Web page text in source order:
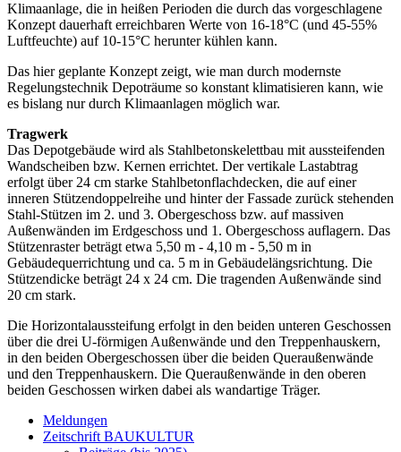
Klimaanlage, die in heißen Perioden die durch das vorgeschlagene
Konzept dauerhaft erreichbaren Werte von 16-18°C (und 45-55%
Luftfeuchte) auf 10-15°C herunter kühlen kann.
Das hier geplante Konzept zeigt, wie man durch modernste
Regelungstechnik Depoträume so konstant klimatisieren kann, wie
es bislang nur durch Klimaanlagen möglich war.
Tragwerk
Das Depotgebäude wird als Stahlbetonskelettbau mit aussteifenden
Wandscheiben bzw. Kernen errichtet. Der vertikale Lastabtrag
erfolgt über 24 cm starke Stahlbetonflachdecken, die auf einer
inneren Stützendoppelreihe und hinter der Fassade zurück stehenden
Stahl-Stützen im 2. und 3. Obergeschoss bzw. auf massiven
Außenwänden im Erdgeschoss und 1. Obergeschoss auflagern. Das
Stützenraster beträgt etwa 5,50 m - 4,10 m - 5,50 m in
Gebäudequerrichtung und ca. 5 m in Gebäudelängsrichtung. Die
Stützendicke beträgt 24 x 24 cm. Die tragenden Außenwände sind
20 cm stark.
Die Horizontalaussteifung erfolgt in den beiden unteren Geschossen
über die drei U-förmigen Außenwände und den Treppenhauskern,
in den beiden Obergeschossen über die beiden Queraußenwände
und den Treppenhauskern. Die Queraußenwände in den oberen
beiden Geschossen wirken dabei als wandartige Träger.
Meldungen
Zeitschrift BAUKULTUR